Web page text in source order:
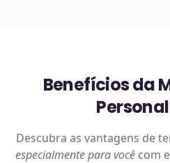
Benefícios da
Descubra as vantagens de
especialmente para vocêcom